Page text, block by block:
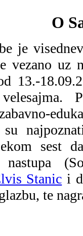
O
je
vezano uz
13.-
su
sest
nastupa
Stanic i
te